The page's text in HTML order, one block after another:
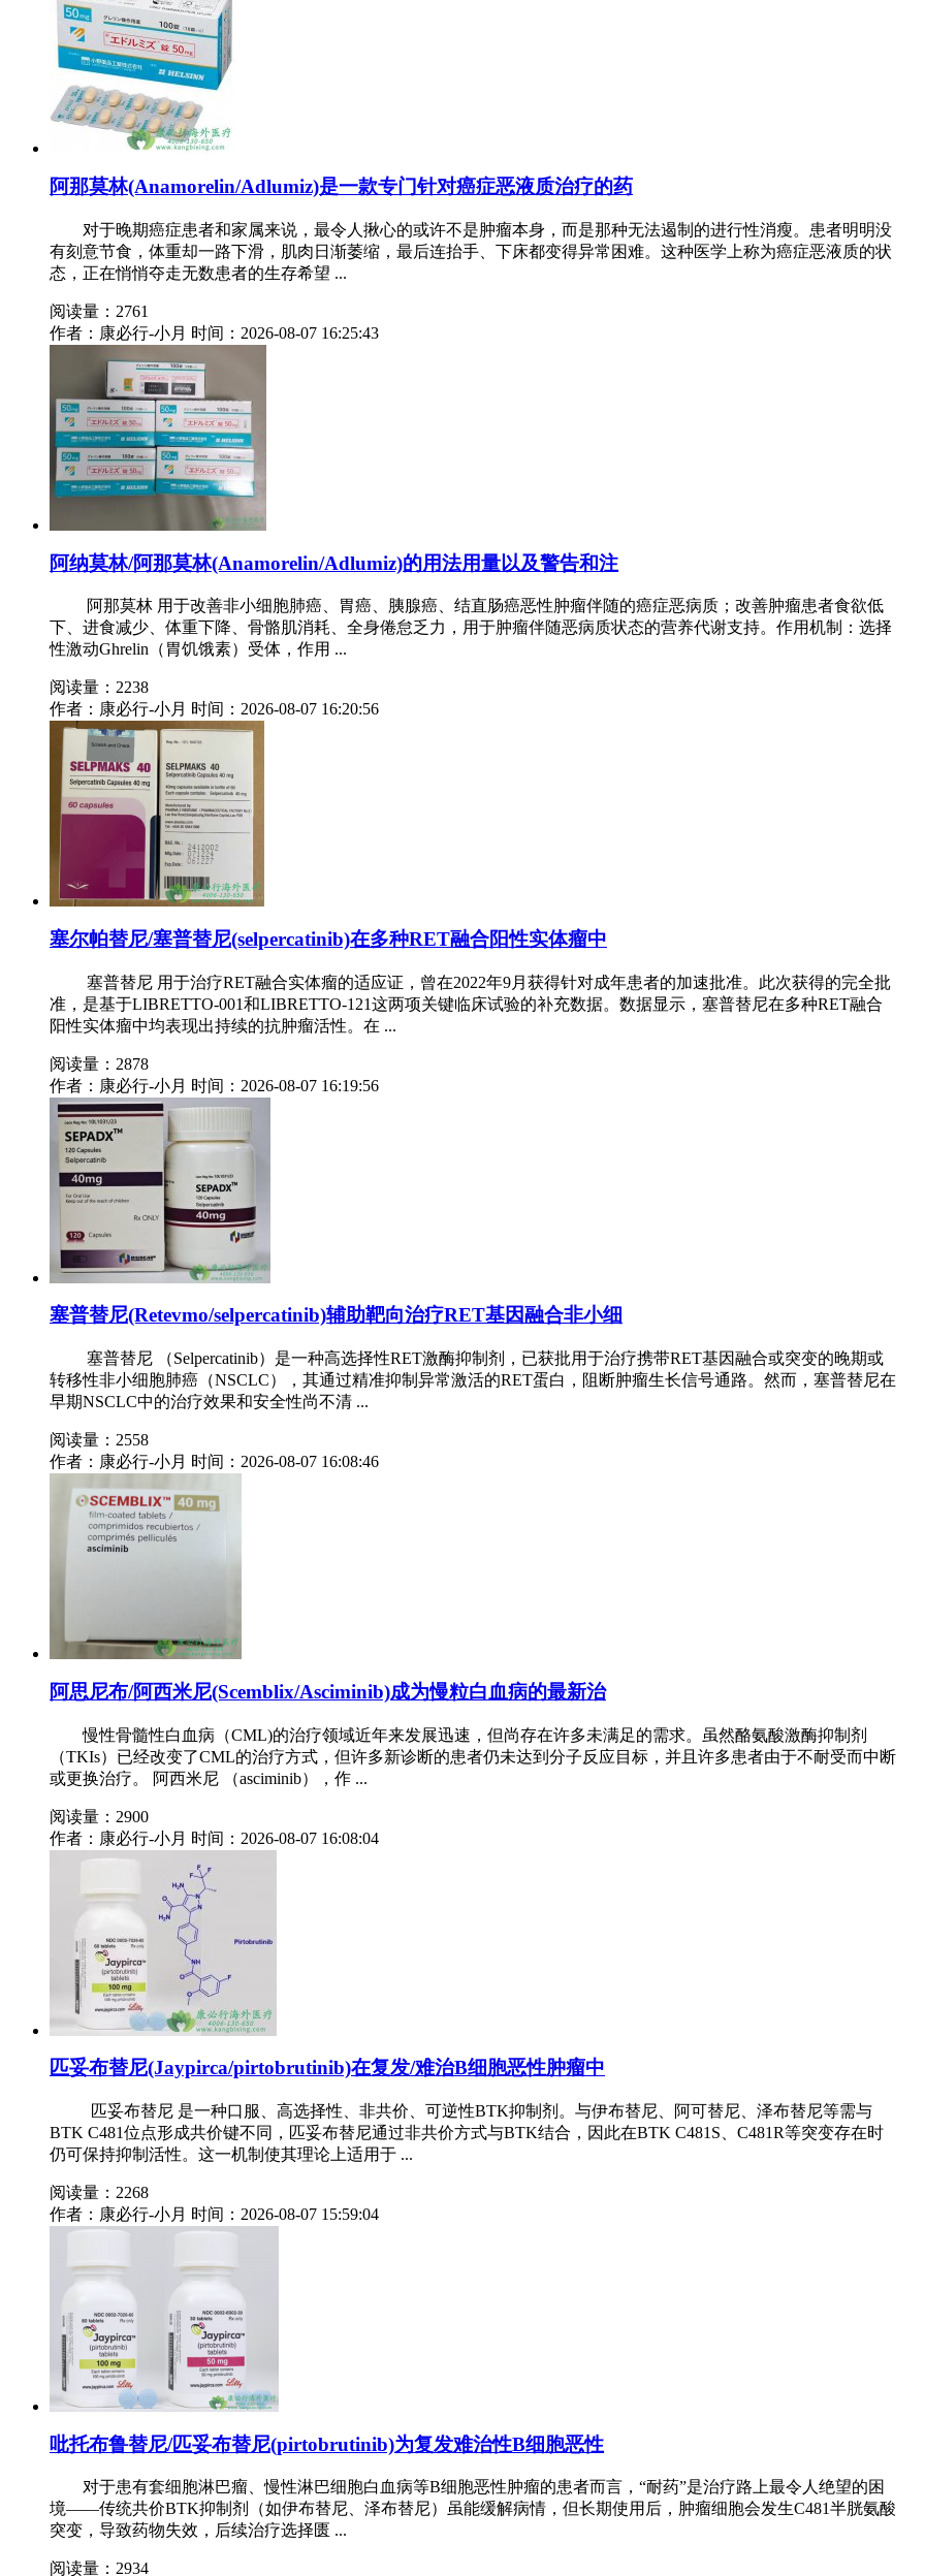
阿那莫林(Anamorelin/Adlumiz)是一款专门针对癌症恶液质治疗的药
对于晚期癌症患者和家属来说，最令人揪心的或许不是肿瘤本身，而是那种无法遏制的进行性消瘦。患者明明没
有刻意节食，体重却一路下滑，肌肉日渐萎缩，最后连抬手、下床都变得异常困难。这种医学上称为癌症恶液质的状
态，正在悄悄夺走无数患者的生存希望 ...
阅读量：2761
作者：康必行-小月 时间：2026-08-07 16:25:43
阿纳莫林/阿那莫林(Anamorelin/Adlumiz)的用法用量以及警告和注
阿那莫林 用于改善非小细胞肺癌、胃癌、胰腺癌、结直肠癌恶性肿瘤伴随的癌症恶病质；改善肿瘤患者食欲低
下、进食减少、体重下降、骨骼肌消耗、全身倦怠乏力，用于肿瘤伴随恶病质状态的营养代谢支持。作用机制：选择
性激动Ghrelin（胃饥饿素）受体，作用 ...
阅读量：2238
作者：康必行-小月 时间：2026-08-07 16:20:56
塞尔帕替尼/塞普替尼(selpercatinib)在多种RET融合阳性实体瘤中
塞普替尼 用于治疗RET融合实体瘤的适应证，曾在2022年9月获得针对成年患者的加速批准。此次获得的完全批
准，是基于LIBRETTO-001和LIBRETTO-121这两项关键临床试验的补充数据。数据显示，塞普替尼在多种RET融合
阳性实体瘤中均表现出持续的抗肿瘤活性。在 ...
阅读量：2878
作者：康必行-小月 时间：2026-08-07 16:19:56
塞普替尼(Retevmo/selpercatinib)辅助靶向治疗RET基因融合非小细
塞普替尼 （Selpercatinib）是一种高选择性RET激酶抑制剂，已获批用于治疗携带RET基因融合或突变的晚期或
转移性非小细胞肺癌（NSCLC），其通过精准抑制异常激活的RET蛋白，阻断肿瘤生长信号通路。然而，塞普替尼在
早期NSCLC中的治疗效果和安全性尚不清 ...
阅读量：2558
作者：康必行-小月 时间：2026-08-07 16:08:46
阿思尼布/阿西米尼(Scemblix/Asciminib)成为慢粒白血病的最新治
慢性骨髓性白血病（CML)的治疗领域近年来发展迅速，但尚存在许多未满足的需求。虽然酪氨酸激酶抑制剂
（TKIs）已经改变了CML的治疗方式，但许多新诊断的患者仍未达到分子反应目标，并且许多患者由于不耐受而中断
或更换治疗。 阿西米尼 （asciminib），作 ...
阅读量：2900
作者：康必行-小月 时间：2026-08-07 16:08:04
匹妥布替尼(Jaypirca/pirtobrutinib)在复发/难治B细胞恶性肿瘤中
匹妥布替尼 是一种口服、高选择性、非共价、可逆性BTK抑制剂。与伊布替尼、阿可替尼、泽布替尼等需与
BTK C481位点形成共价键不同，匹妥布替尼通过非共价方式与BTK结合，因此在BTK C481S、C481R等突变存在时
仍可保持抑制活性。这一机制使其理论上适用于 ...
阅读量：2268
作者：康必行-小月 时间：2026-08-07 15:59:04
吡托布鲁替尼/匹妥布替尼(pirtobrutinib)为复发难治性B细胞恶性
对于患有套细胞淋巴瘤、慢性淋巴细胞白血病等B细胞恶性肿瘤的患者而言，“耐药”是治疗路上最令人绝望的困
境——传统共价BTK抑制剂（如伊布替尼、泽布替尼）虽能缓解病情，但长期使用后，肿瘤细胞会发生C481半胱氨酸
突变，导致药物失效，后续治疗选择匮 ...
阅读量：2934